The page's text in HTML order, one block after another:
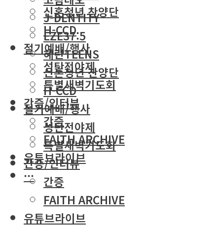
신혼청년 찬양단
H-CCD
절기예배/행사
성탄전야제
특별새벽기도회
간증/인터뷰
간증
FAITH ARCHIVE
유튜브라이브
···
J-DENTITY
EZE37:5
혜린TEENS
신혼청년 찬양단
H-CCD
절기예배/행사
성탄전야제
특별새벽기도회
간증/인터뷰
간증
FAITH ARCHIVE
유튜브라이브